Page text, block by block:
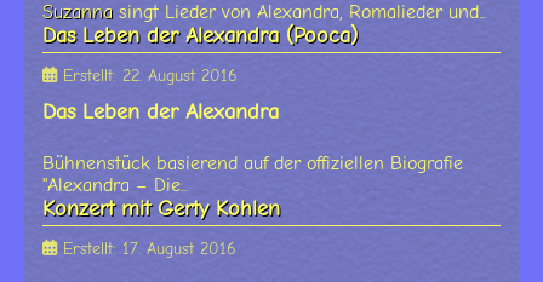
Suzanna singt Lieder von Alexandra, Romalieder und...
Das Leben der Alexandra (Pooca)
Erstellt: 22. August 2016
Das Leben der Alexandra
Bühnenstück basierend auf der offiziellen Biografie
"Alexandra – Die...
Konzert mit Gerty Kohlen
Erstellt: 17. August 2016